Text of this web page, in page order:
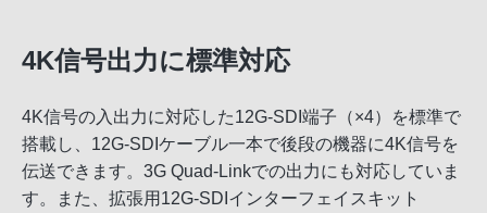
4K信号出力に標準対応
4K信号の入出力に対応した12G-SDI端子（×4）を標準で
搭載し、12G-SDIケーブル一本で後段の機器に4K信号を
伝送できます。3G Quad-Linkでの出力にも対応していま
す。また、拡張用12G-SDIインターフェイスキット